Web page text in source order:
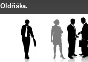
Oldřiška.